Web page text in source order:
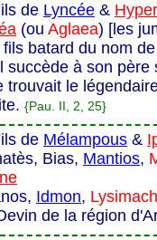
de Lyncée &
(ou Aglaea) [les
fils batard du nom
succède à son père
trouvait le
{Pau. II, 2, 25}
de Mélampous &
Bias, Mantios,
Idmon,
de la région